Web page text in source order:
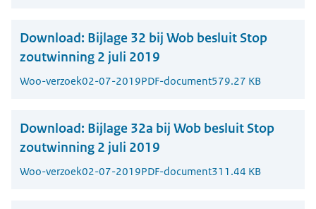
Download: Bijlage 32 bij Wob besluit Stop
zoutwinning 2 juli 2019
Woo-verzoek02-07-2019PDF-document579.27 KB
Download: Bijlage 32a bij Wob besluit Stop
zoutwinning 2 juli 2019
Woo-verzoek02-07-2019PDF-document311.44 KB